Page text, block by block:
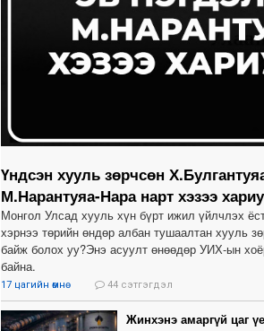
Үндсэн хууль зөрчсөн
М.Нарантуяа-Нара нарт хэзээ
Монгол Улсад хууль хүн бүрт ижил үйлчлэх
хэрнээ төрийн өндөр албан тушаалтан хууль
байж болох уу?Энэ асуулт өнөөдөр УИХ-ын
байна.
17 цагийн өмнө 44 сэтгэгдэл
Жинхэнэ амаргүй цаг